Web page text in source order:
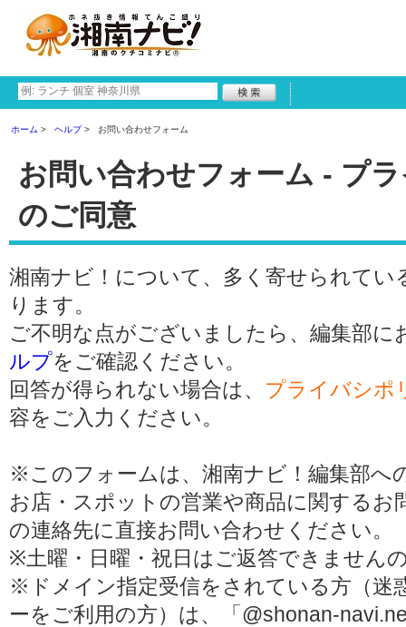
ホーム ヘルプ お問い合わせフォーム
お問い合わせフォーム - プ
のご同意
湘南ナビ！について、多く寄せられてい
ります。
ご不明な点がございましたら、編集部
ルプをご確認ください。
回答が得られない場合は、 プライバシポ
容をご入力ください。
※このフォームは、湘南ナビ！編集部へ
お店・スポットの営業や商品に関する
の連絡先に直接お問い合わせください。
※土曜・日曜・祝日はご返答できません
※ドメイン指定受信をされている方（迷
ーをご利用の方）は、「@shonan-